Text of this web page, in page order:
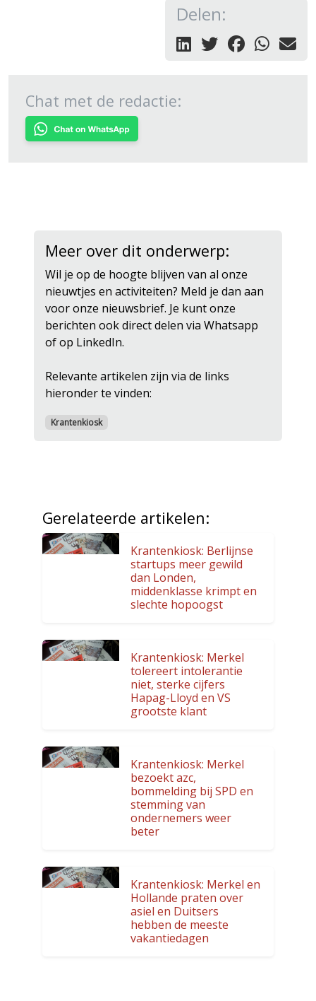
Delen:
Chat met de redactie:
Meer over dit onderwerp:
Wil je op de hoogte blijven van al onze
nieuwtjes en activiteiten? Meld je dan aan
voor onze nieuwsbrief. Je kunt onze
berichten ook direct delen via Whatsapp
of op LinkedIn.
Relevante artikelen zijn via de links
hieronder te vinden:
Krantenkiosk
Gerelateerde artikelen:
Krantenkiosk: Berlijnse
startups meer gewild
dan Londen,
middenklasse krimpt en
slechte hopoogst
Krantenkiosk: Merkel
tolereert intolerantie
niet, sterke cijfers
Hapag-Lloyd en VS
grootste klant
Krantenkiosk: Merkel
bezoekt azc,
bommelding bij SPD en
stemming van
ondernemers weer
beter
Krantenkiosk: Merkel en
Hollande praten over
asiel en Duitsers
hebben de meeste
vakantiedagen